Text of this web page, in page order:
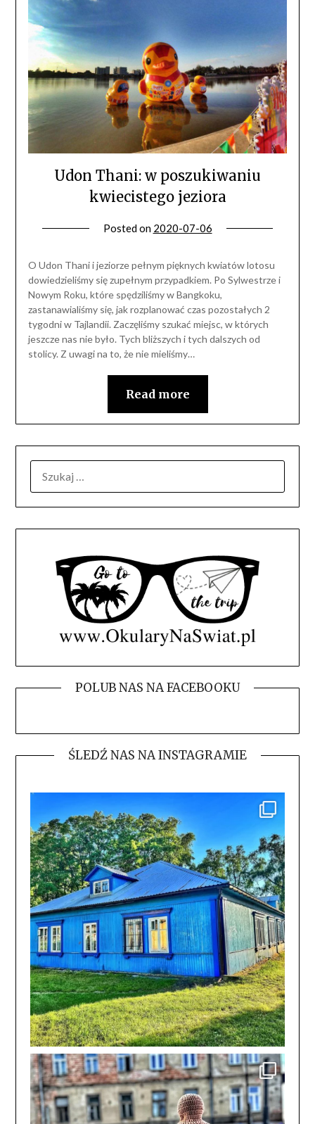
Udon Thani: w poszukiwaniu
kwiecistego jeziora
Posted on 2020-07-06
O Udon Thani i jeziorze pełnym pięknych kwiatów lotosu
dowiedzieliśmy się zupełnym przypadkiem. Po Sylwestrze i
Nowym Roku, które spędziliśmy w Bangkoku,
zastanawialiśmy się, jak rozplanować czas pozostałych 2
tygodni w Tajlandii. Zaczęliśmy szukać miejsc, w których
jeszcze nas nie było. Tych bliższych i tych dalszych od
stolicy. Z uwagi na to, że nie mieliśmy…
Read more
POLUB NAS NA FACEBOOKU
ŚLEDŹ NAS NA INSTAGRAMIE